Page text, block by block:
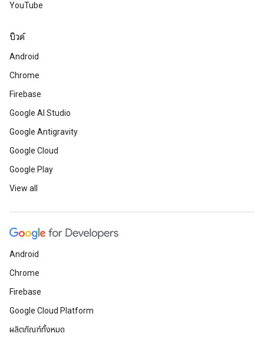
YouTube
บิวด์
Android
Chrome
Firebase
Google AI Studio
Google Antigravity
Google Cloud
Google Play
View all
Android
Chrome
Firebase
Google Cloud Platform
ผลิตภัณฑ์ทั้งหมด